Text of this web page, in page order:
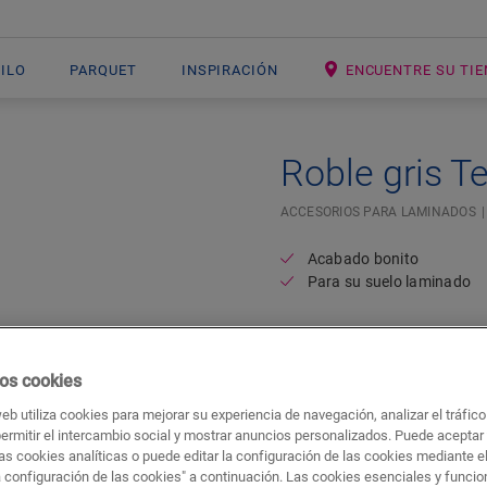
PARQUET INSPIRACIÓN ENCUENTRE SU
Roble gris
ACCESORIOS PARA LAMINADOS
Acabado bonito
Para su suelo laminado
cookies
utiliza cookies para mejorar su experiencia de navegación, analizar el
el intercambio social y mostrar anuncios personalizados. Puede aceptar
cookies analíticas o puede editar la configuración de las cookies mediante
configuración de las cookies" a continuación. Las cookies esenciales y